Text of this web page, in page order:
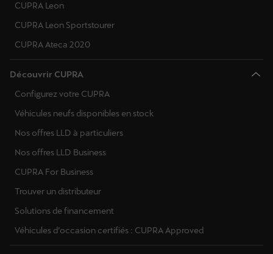
CUPRA Leon
CUPRA Leon Sportstourer
CUPRA Ateca 2020
Découvrir CUPRA
Configurez votre CUPRA
Véhicules neufs disponibles en stock
Nos offres LLD à particuliers
Nos offres LLD Business
CUPRA For Business
Trouver un distributeur
Solutions de financement
Véhicules d’occasion certifiés : CUPRA Approved